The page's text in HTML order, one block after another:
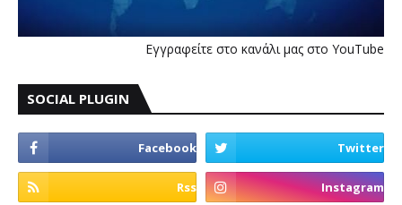
Εγγραφείτε στο κανάλι μας στο YouTube
SOCIAL PLUGIN